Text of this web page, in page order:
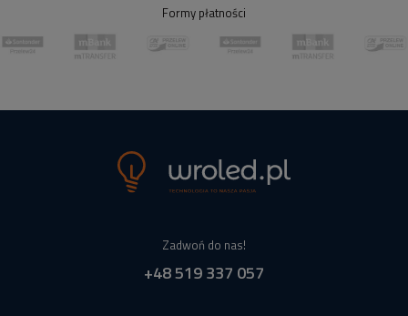
Formy płatności
Zadwoń do nas!
+48 519 337 057